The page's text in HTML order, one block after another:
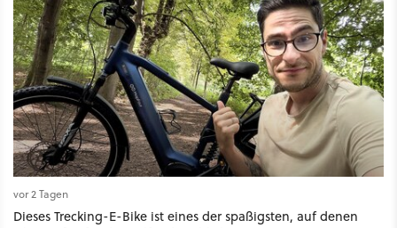
vor 2 Tagen
Dieses Trecking-E-Bike ist eines der spaßigsten, auf denen